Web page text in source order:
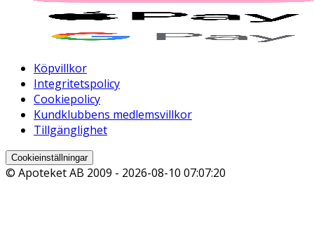
Köpvillkor
Integritetspolicy
Cookiepolicy
Kundklubbens medlemsvillkor
Tillgänglighet
Cookieinställningar
© Apoteket AB 2009 - 2026-08-10 07:07:20